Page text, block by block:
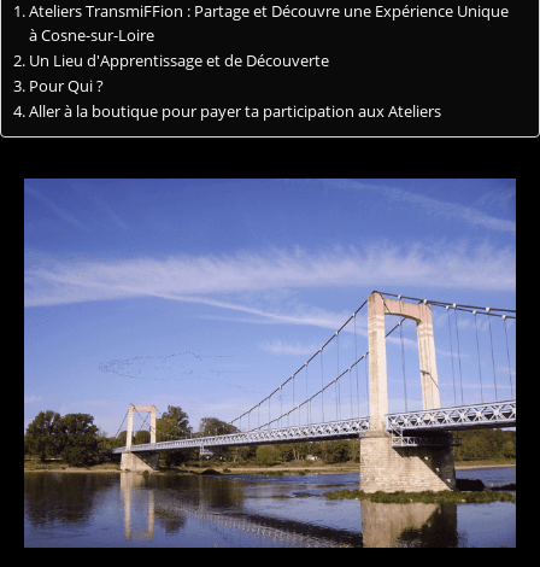
Ateliers TransmiFFion : Partage et Découvre une Expérience Unique
à Cosne-sur-Loire
Un Lieu d'Apprentissage et de Découverte
Pour Qui ?
Aller à la boutique pour payer ta participation aux Ateliers